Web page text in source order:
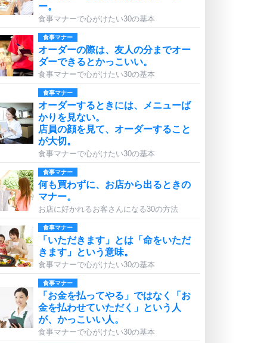
ー。
食事マナーで心がけたい30の基本
食事マナー
オーダーの際は、友人の分までオー
ダーできるとかっこいい。
食事マナーで心がけたい30の基本
食事マナー
オーダーするときには、メニューば
かりを見ない。
店員の顔を見て、オーダーすること
が大切。
食事マナーで心がけたい30の基本
食事マナー
何も買わずに、お店から出るときの
マナー。
お店に好かれるお客さんになる30の方法
食事マナー
「いただきます」とは「命をいただ
きます」という意味。
食事マナーで心がけたい30の基本
食事マナー
「お金を払ってやる」ではなく「お
金を払わせていただく」という人
が、かっこいい人。
食事マナーで心がけたい30の基本